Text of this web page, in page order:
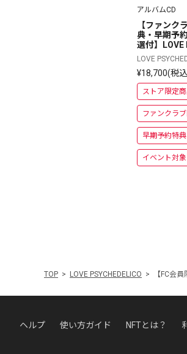
アルバムCD
【ファンク
典・早期予
選付】LOVE
LICO NAKED
cial Box | 完
ックスセッ
ログ盤＋カ
＋半被
LOVE
¥18,700(税
ストア限定
ファンクラ
早期予約特典
イベント対象
TOP LOVE PSYCHEDELICO 【FC会
ヘルプ 使い方ガイド NFTとは？